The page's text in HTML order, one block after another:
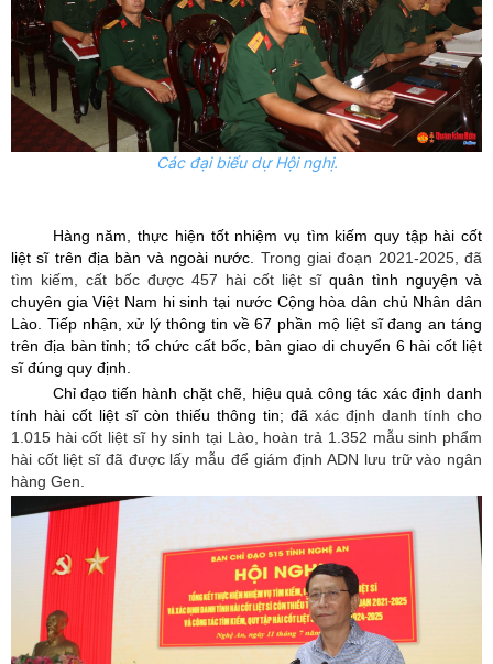
Các đại biểu dự Hội nghị.
Hàng năm, thực hiện tốt nhiệm vụ tìm kiếm quy tập hài cốt
liệt sĩ trên địa bàn và ngoài nước. Trong giai đoạn 2021-2025, đã
tìm kiếm, cất bốc được 457 hài cốt liệt sĩquân tình nguyện và
chuyên gia Việt Nam hi sinh tại nước Cộng hòa dân chủ Nhân dân
Lào. Tiếp nhận, xử lý thông tin về67 phần mộ liệt sĩ đang an táng
trên địa bàn tỉnh;tổ chức cất bốc, bàn giao di chuyển 6 hài cốt liệt
sĩ đúng quy định.
Chỉ đạo tiến hành chặt chẽ, hiệu quả công tác xác định danh
tính hài cốt liệt sĩ còn thiếu thông tin; đã xác định danh tính cho
1.015 hài cốt liệt sĩ hy sinh tại Lào, hoàn trả 1.352 mẫu sinh phẩm
hài cốt liệt sĩ đã được lấy mẫu để giám định ADN lưu trữ vào ngân
hàng Gen.